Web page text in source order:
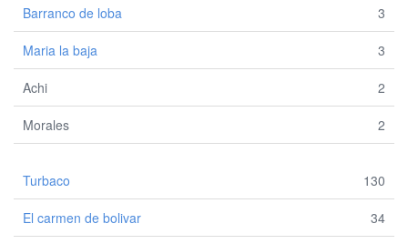
Barranco de loba 3
Maria la baja 3
Achi 2
Morales 2
Turbaco 130
El carmen de bolivar 34